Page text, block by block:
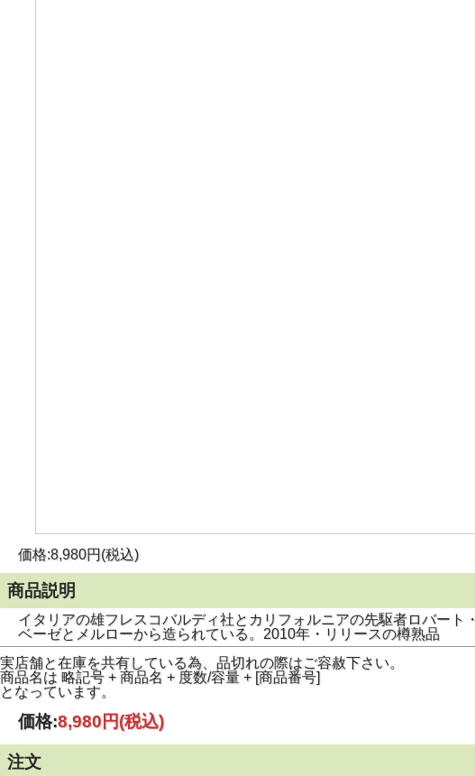
価格:8,980円(税込)
商品説明
イタリアの雄フレスコバルディ社とカリフォルニアの先駆者ロバー
ベーゼとメルローから造られている。2010年・リリースの樽熟品
実店舗と在庫を共有している為、品切れの際はご容赦下さい。
商品名は 略記号 + 商品名 + 度数/容量 + [商品番号]
となっています。
価格:8,980円(税込)
注文